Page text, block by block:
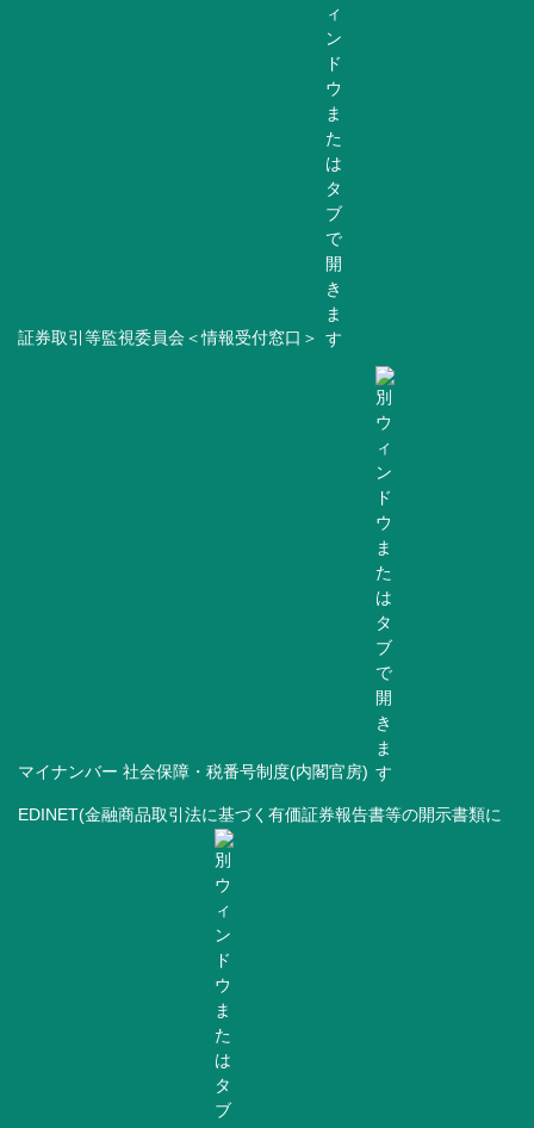
証券取引等監視委員会＜情報受付窓口＞
マイナンバー 社会保障・税番号制度(内閣官房)
EDINET(金融商品取引法に基づく有価証券報告書等の開示書類に